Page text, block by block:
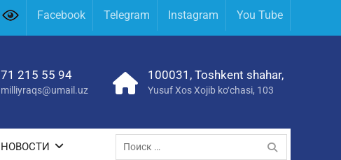
Facebook Telegram Instagram You Tube
71 215 55 94
milliyraqs@umail.uz
100031, Toshkent shahar,
Yusuf Xos Xojib ko‘chasi, 103
НОВОСТИ
Поиск
по: